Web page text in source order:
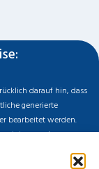
darauf hin, dass
generierte
bearbeitet werden.
wir in manchen
Services als
eigenen